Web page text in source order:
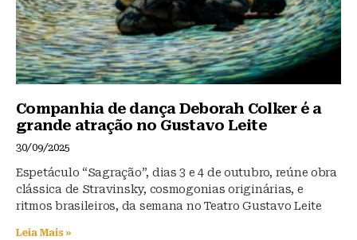
Companhia de dança Deborah Colker é a
grande atração no Gustavo Leite
30/09/2025
Espetáculo “Sagração”, dias 3 e 4 de outubro, reúne obra
clássica de Stravinsky, cosmogonias originárias, e
ritmos brasileiros, da semana no Teatro Gustavo Leite
Leia Mais »